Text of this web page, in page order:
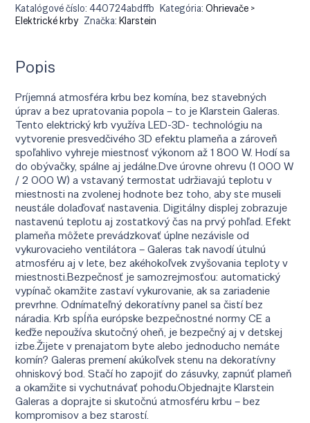
Katalógové číslo:440724abdffb Kategória:Ohrievače >
Elektrické krby Značka:Klarstein
Popis
Príjemná atmosféra krbu bez komína, bez stavebných
úprav a bez upratovania popola – to je Klarstein Galeras.
Tento elektrický krb využíva LED-3D- technológiu na
vytvorenie presvedčivého 3D efektu plameňa a zároveň
spoľahlivo vyhreje miestnosť výkonom až 1 800 W. Hodí sa
do obývačky, spálne aj jedálne.Dve úrovne ohrevu (1 000 W
/ 2 000 W) a vstavaný termostat udržiavajú teplotu v
miestnosti na zvolenej hodnote bez toho, aby ste museli
neustále dolaďovať nastavenia. Digitálny displej zobrazuje
nastavenú teplotu aj zostatkový čas na prvý pohľad. Efekt
plameňa môžete prevádzkovať úplne nezávisle od
vykurovacieho ventilátora – Galeras tak navodí útulnú
atmosféru aj v lete, bez akéhokoľvek zvyšovania teploty v
miestnosti.Bezpečnosť je samozrejmosťou: automatický
vypínač okamžite zastaví vykurovanie, ak sa zariadenie
prevrhne. Odnímateľný dekoratívny panel sa čistí bez
náradia. Krb spĺňa európske bezpečnostné normy CE a
keďže nepoužíva skutočný oheň, je bezpečný aj v detskej
izbe.Žijete v prenajatom byte alebo jednoducho nemáte
komín? Galeras premení akúkoľvek stenu na dekoratívny
ohniskový bod. Stačí ho zapojiť do zásuvky, zapnúť plameň
a okamžite si vychutnávať pohodu.Objednajte Klarstein
Galeras a doprajte si skutočnú atmosféru krbu – bez
kompromisov a bez starostí.